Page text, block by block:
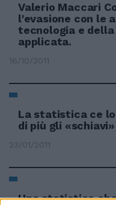
Valerio Maccari
l'evasione con le
tecnologia e
applicata.
16/10/2011
La statistica ce
di più gli «schiavi»
23/01/2011
Una statistica